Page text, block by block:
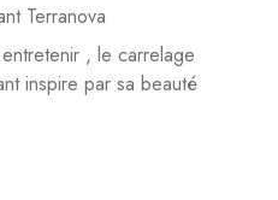
Terranova
, le carrelage
inspire par sa beauté